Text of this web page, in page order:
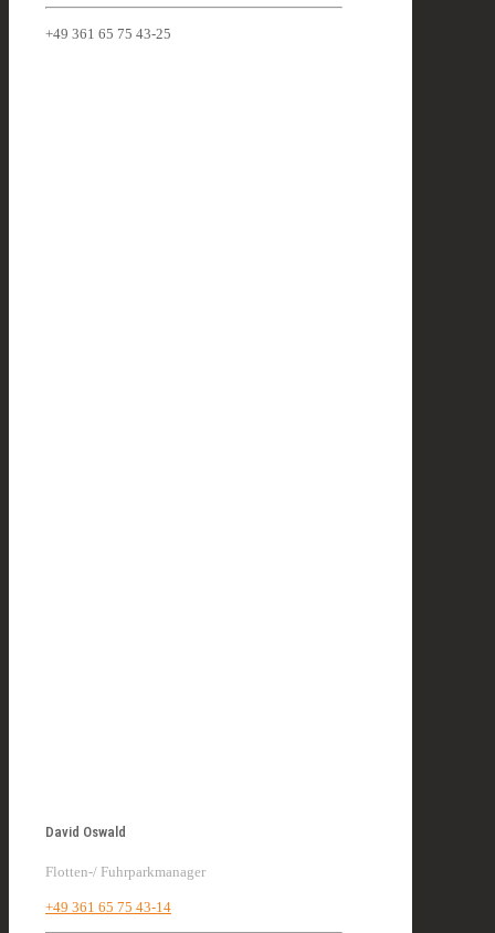
+49 361 65 75 43-25
David Oswald
Flotten-/ Fuhrparkmanager
+49 361 65 75 43-14